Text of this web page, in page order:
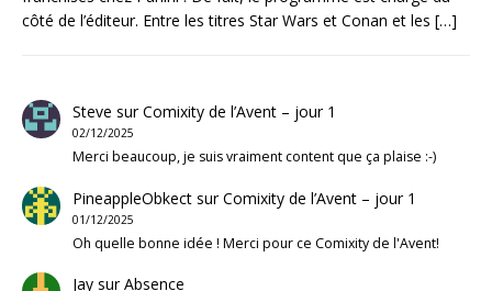
côté de l’éditeur. Entre les titres Star Wars et Conan et les […]
Steve surComixity de l’Avent – jour 1
02/12/2025
Merci beaucoup, je suis vraiment content que ça plaise :-)
PineappleObkectsurComixity de l’Avent – jour 1
01/12/2025
Oh quelle bonne idée ! Merci pour ce Comixity de l'Avent!
JaysurAbsence